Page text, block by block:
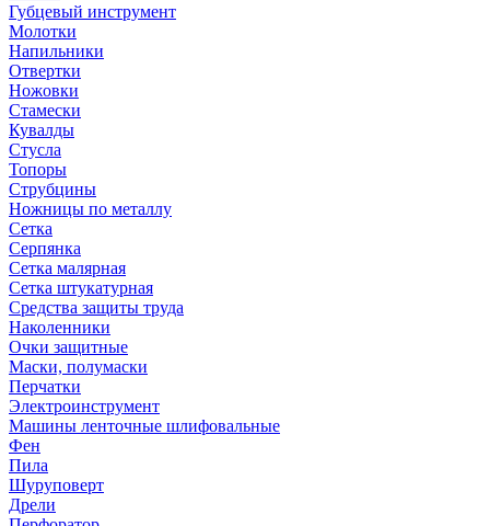
Губцевый инструмент
Молотки
Напильники
Отвертки
Ножовки
Стамески
Кувалды
Стусла
Топоры
Струбцины
Ножницы по металлу
Сетка
Серпянка
Сетка малярная
Сетка штукатурная
Средства защиты труда
Наколенники
Очки защитные
Маски, полумаски
Перчатки
Электроинструмент
Машины ленточные шлифовальные
Фен
Пила
Шуруповерт
Дрели